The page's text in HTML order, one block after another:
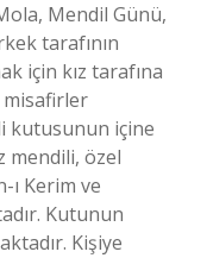
Mendil Günü,
tarafının
için kız tarafına
misafirler
kutusunun içine
mendili, özel
ı Kerim ve
Kutunun
Kişiye